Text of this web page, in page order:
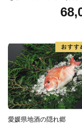
愛媛県地酒の隠れ郷